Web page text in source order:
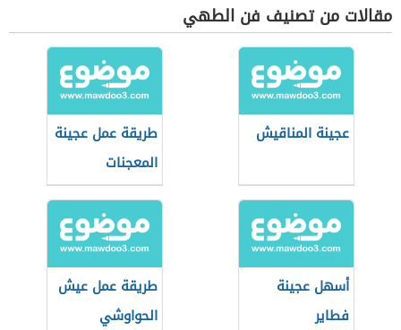
مقالات من تصنيف فن الطهي
عجينة المناقيش
طريقة عمل عجينة
المعجنات
أسهل عجينة
فطاير
طريقة عمل عيش
الحواوشي